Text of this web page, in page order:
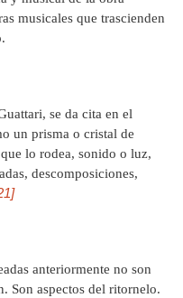
musicales que trascienden
se da cita en el
un prisma o cristal de
lo rodea, sonido o luz,
descomposiciones,
anteriormente no son
Son aspectos del ritornelo.